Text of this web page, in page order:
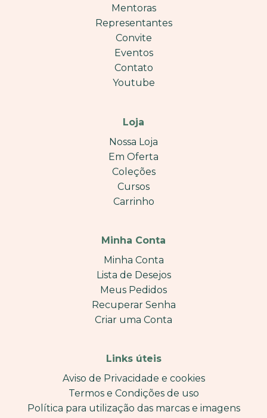
Mentoras
Representantes
Convite
Eventos
Contato
Youtube
Loja
Nossa Loja
Em Oferta
Coleções
Cursos
Carrinho
Minha Conta
Minha Conta
Lista de Desejos
Meus Pedidos
Recuperar Senha
Criar uma Conta
Links úteis
Aviso de Privacidade e cookies
Termos e Condições de uso
Política para utilização das marcas e imagens